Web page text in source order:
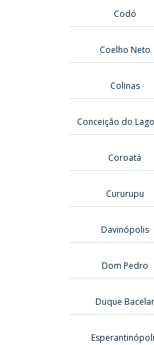
Codó
Coelho Neto
Colinas
Conceição do
Coroatá
Cururupu
Davinópolis
Dom Pedro
Duque Bacelar